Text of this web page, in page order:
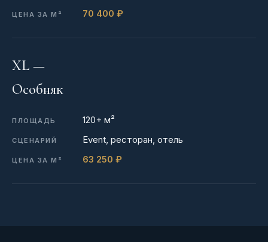
70 400 ₽
XL —
Особняк
120+ м²
Event, ресторан, отель
63 250 ₽